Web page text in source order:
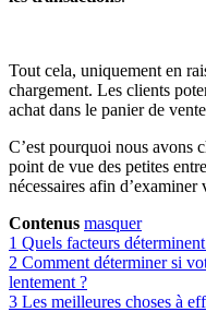
Tout cela, uniquement en
chargement. Les clients
achat dans le panier de
C’est pourquoi nous avons
point de vue des petites
nécessaires afin d’examiner
Contenus masquer
1 Quels facteurs
2 Comment déterminer si
lentement ?
3 Les meilleures choses à